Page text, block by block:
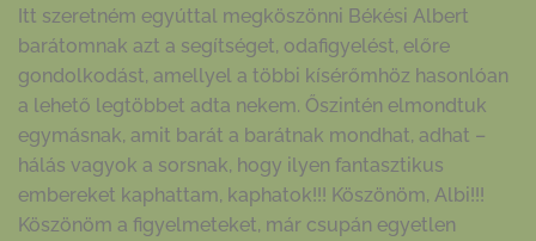
Itt szeretném egyúttal megköszönni Békési Albert
barátomnak azt a segítséget, odafigyelést, előre
gondolkodást, amellyel a többi kísérőmhöz hasonlóan
a lehető legtöbbet adta nekem. Őszintén elmondtuk
egymásnak, amit barát a barátnak mondhat, adhat –
hálás vagyok a sorsnak, hogy ilyen fantasztikus
embereket kaphattam, kaphatok!!! Köszönöm, Albi!!!
Köszönöm a figyelmeteket, már csupán egyetlen